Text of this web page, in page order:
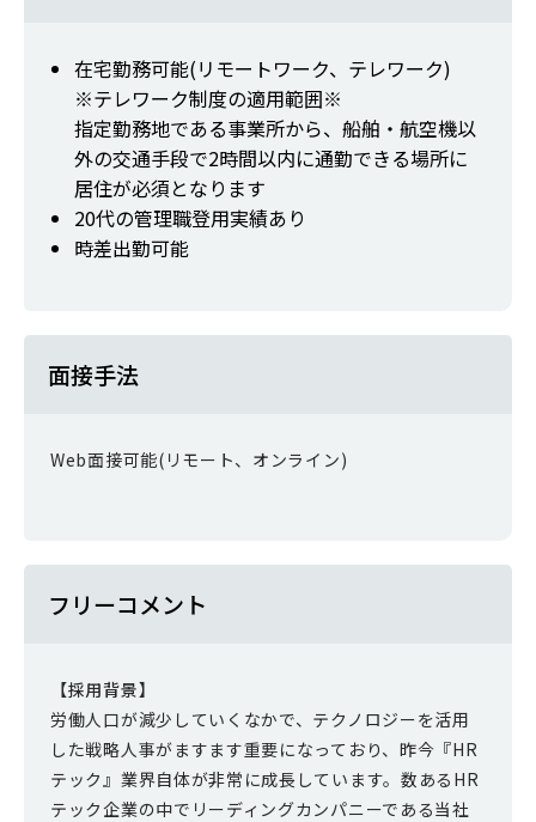
在宅勤務可能(リモートワーク、テレワーク)
※テレワーク制度の適用範囲※
指定勤務地である事業所から、船舶・航空機以
外の交通手段で2時間以内に通勤できる場所に
居住が必須となります
20代の管理職登用実績あり
時差出勤可能
面接手法
Web面接可能(リモート、オンライン)
フリーコメント
【採用背景】
労働人口が減少していくなかで、テクノロジーを活用
した戦略人事がますます重要になっており、昨今『HR
テック』業界自体が非常に成長しています。数あるHR
テック企業の中でリーディングカンパニーである当社